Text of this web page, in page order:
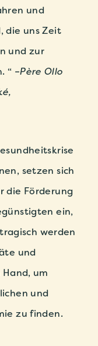
und
die uns Zeit
und zur
“ –Père Ollo
setzen sich
die Förderung
ein,
werden
und
um
und
zu finden.